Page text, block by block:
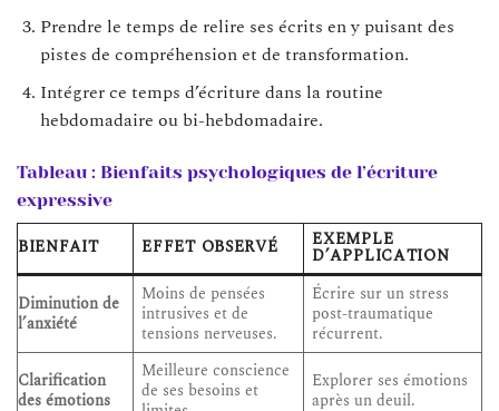
Prendre le temps de relire ses écrits en y puisant des
pistes de compréhension et de transformation.
Intégrer ce temps d’écriture dans la routine
hebdomadaire ou bi-hebdomadaire.
Tableau : Bienfaits psychologiques de l’écriture
expressive
BIENFAIT EFFET OBSERVÉ EXEMPLE
D’APPLICATION
Diminution de
l’anxiété
Moins de pensées
intrusives et de
tensions nerveuses.
Écrire sur un stress
post-traumatique
récurrent.
Clarification
des émotions
Meilleure conscience
de ses besoins et
Explorer ses émotions
après un deuil.